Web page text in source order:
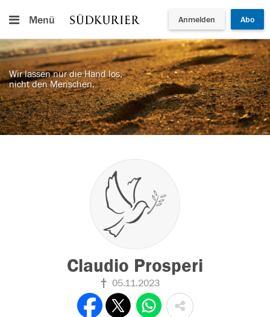
Menü Anmelden Abo
Wir lassen nur die Hand los,
nicht den Menschen.
Claudio Prosperi
05.11.2023